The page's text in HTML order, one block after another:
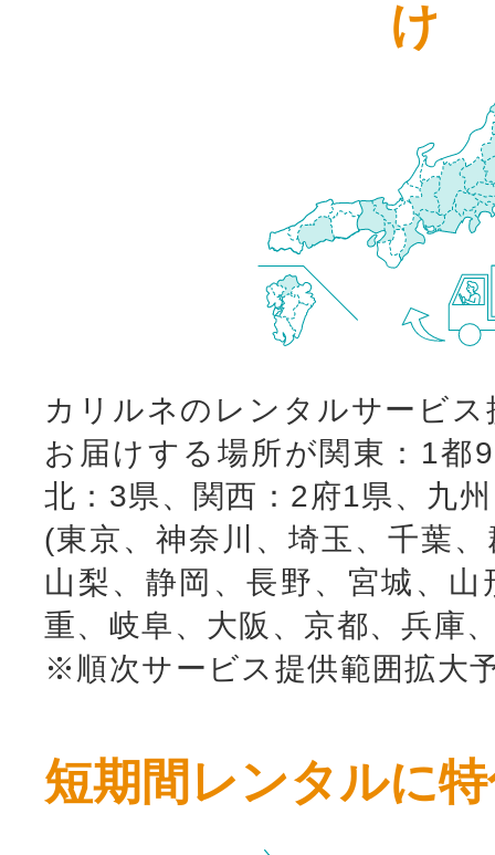
け
カリルネのレンタルサービ
お届けする場所が関東：1都
北：3県、関西：2府1県、九
(東京、神奈川、埼玉、千葉
山梨、静岡、長野、宮城、
重、岐阜、大阪、京都、兵庫
※順次サービス提供範囲拡大
短期間レンタルに